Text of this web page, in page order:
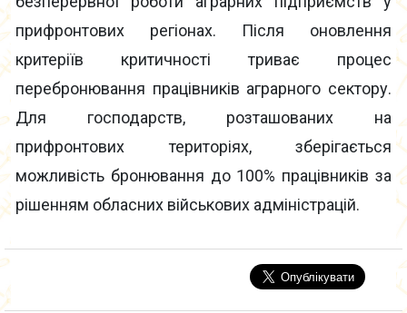
прифронтових регіонах. Після оновлення
критеріїв критичності триває процес
перебронювання працівників аграрного сектору.
Для господарств, розташованих на
прифронтових територіях, зберігається
можливість бронювання до 100% працівників за
рішенням обласних військових адміністрацій.